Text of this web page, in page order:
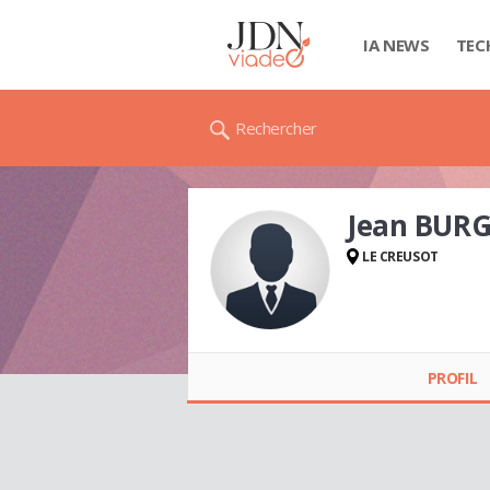
IA NEWS
Rechercher
Jean
LE CREUSOT
PROFIL